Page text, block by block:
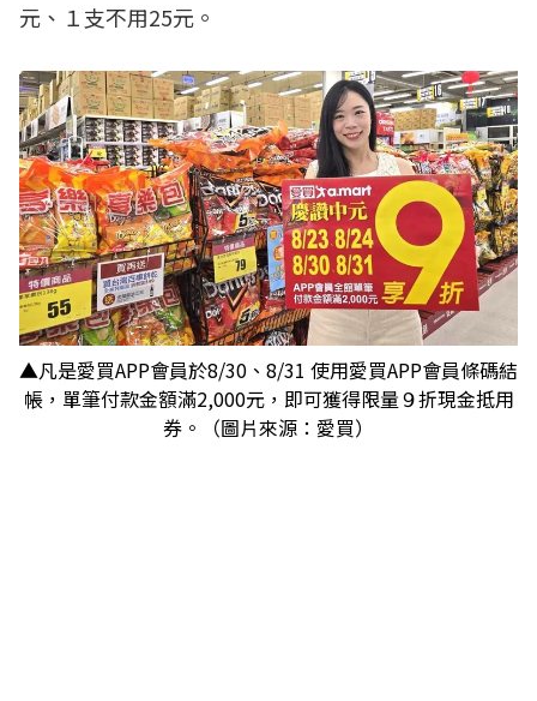
元、１支不用25元。
▲凡是愛買APP會員於8/30、8/31 使用愛買APP會員條碼結
帳，單筆付款金額滿2,000元，即可獲得限量９折現金抵用
券。（圖片來源：愛買）